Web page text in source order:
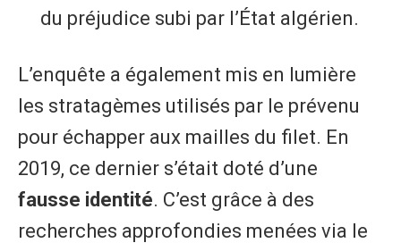
du préjudice subi par l’État algérien.
L’enquête a également mis en lumière
les stratagèmes utilisés par le prévenu
pour échapper aux mailles du filet. En
2019, ce dernier s’était doté d’une
fausse identité. C’est grâce à des
recherches approfondies menées via le